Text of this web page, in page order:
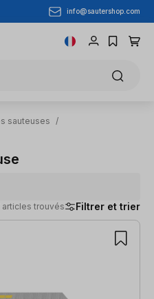
info@sautershop.com
sauteuses
/
articles trouvés Filtrer et trier